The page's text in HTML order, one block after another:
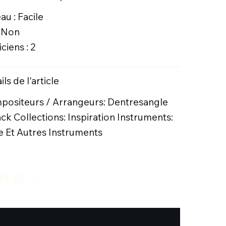
: Facile
: 2
de l'article
/ Arrangeurs: Dentresangle
Collections: Inspiration Instruments:
Et Autres Instruments